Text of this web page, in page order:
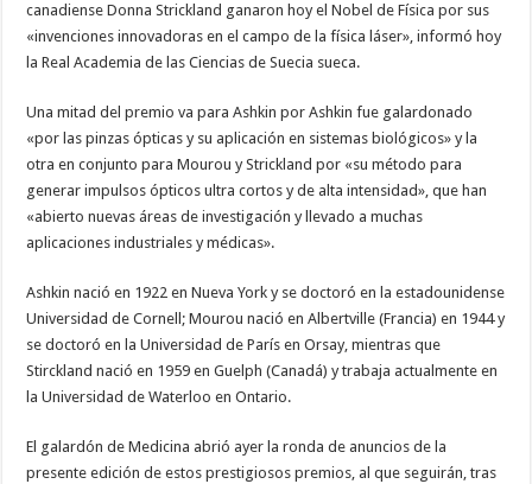
canadiense Donna Strickland ganaron hoy el Nobel de Física por sus
«invenciones innovadoras en el campo de la física láser», informó hoy
la Real Academia de las Ciencias de Suecia sueca.
Una mitad del premio va para Ashkin por Ashkin fue galardonado
«por las pinzas ópticas y su aplicación en sistemas biológicos» y la
otra en conjunto para Mourou y Strickland por «su método para
generar impulsos ópticos ultra cortos y de alta intensidad», que han
«abierto nuevas áreas de investigación y llevado a muchas
aplicaciones industriales y médicas».
Ashkin nació en 1922 en Nueva York y se doctoró en la estadounidense
Universidad de Cornell; Mourou nació en Albertville (Francia) en 1944 y
se doctoró en la Universidad de París en Orsay, mientras que
Stirckland nació en 1959 en Guelph (Canadá) y trabaja actualmente en
la Universidad de Waterloo en Ontario.
El galardón de Medicina abrió ayer la ronda de anuncios de la
presente edición de estos prestigiosos premios, al que seguirán, tras